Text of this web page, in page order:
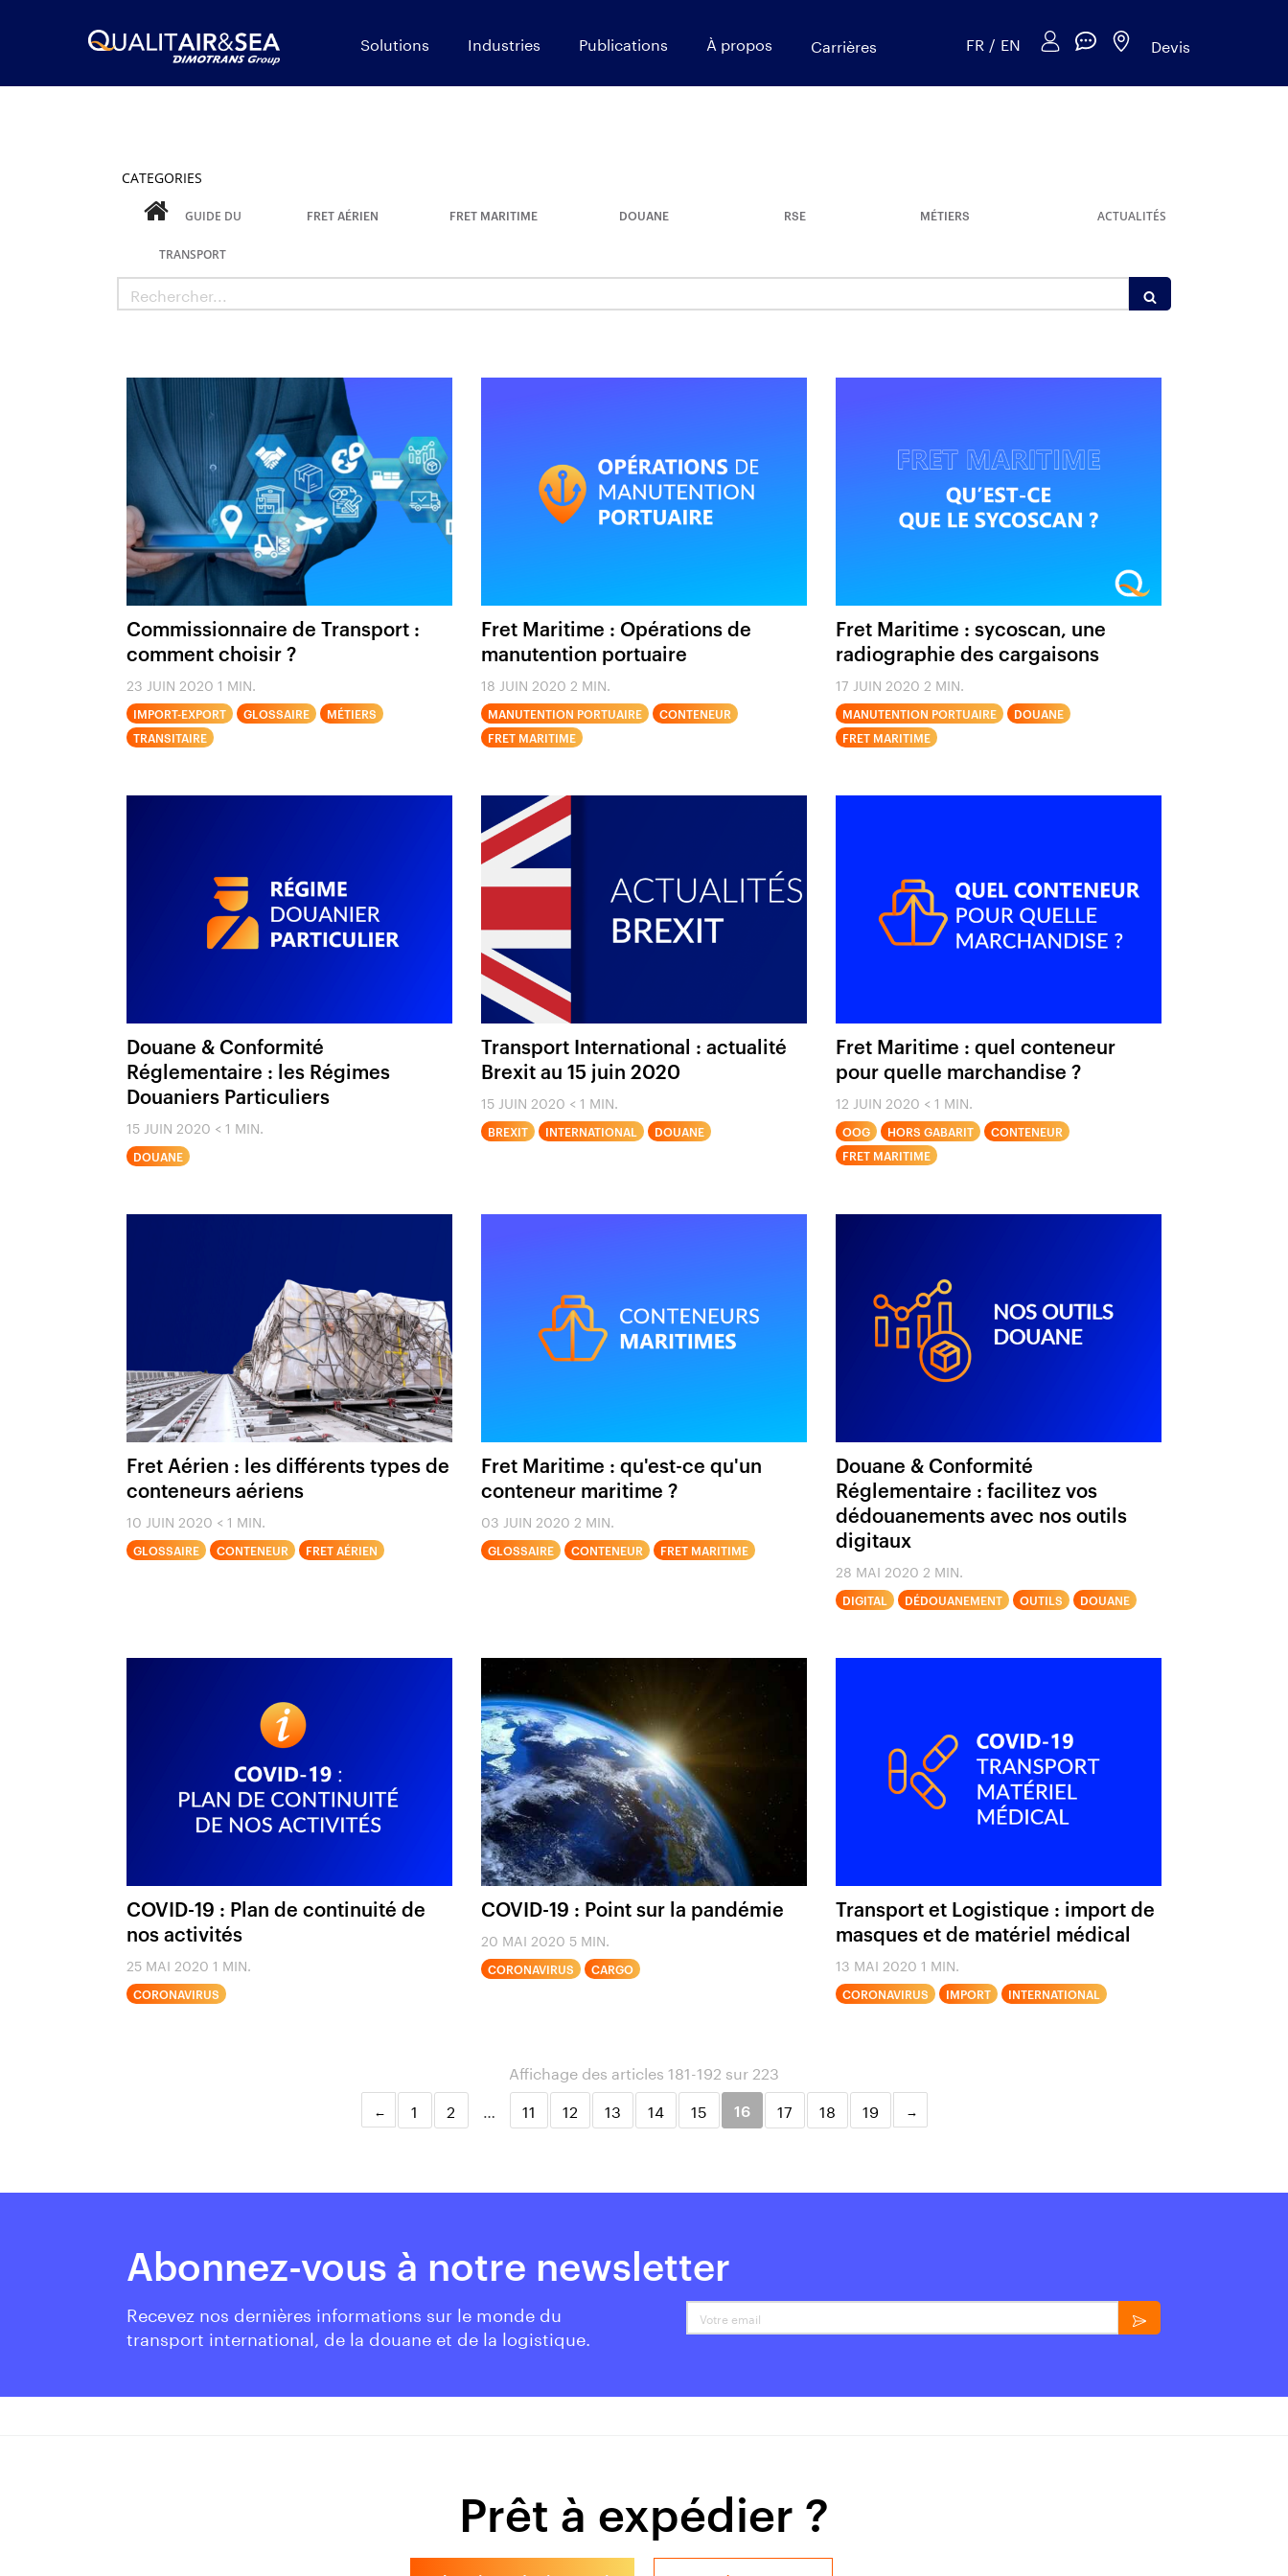
Solutions Industries Publications À propos Carrières FR / EN Devis
CATEGORIES
GUIDE DU
TRANSPORT
FRET AÉRIEN FRET MARITIME DOUANE RSE MÉTIERS ACTUALITÉS
Rechercher
Commissionnaire de Transport :
comment choisir ?
23 JUIN 2020 1 MIN.
IMPORT-EXPORT GLOSSAIRE
MÉTIERS
TRANSITAIRE
Fret Maritime : Opérations de
manutention portuaire
18 JUIN 2020 2 MIN.
MANUTENTION PORTUAIRE
CONTENEUR
FRET MARITIME
Fret Maritime : sycoscan, une
radiographie des cargaisons
17 JUIN 2020 2 MIN.
MANUTENTION PORTUAIRE
DOUANE
FRET MARITIME
Douane & Conformité
Réglementaire : les Régimes
Douaniers Particuliers
15 JUIN 2020 < 1 MIN.
DOUANE
Transport International : actualité
Brexit au 15 juin 2020
15 JUIN 2020 < 1 MIN.
BREXIT INTERNATIONAL DOUANE
Fret Maritime : quel conteneur
pour quelle marchandise ?
12 JUIN 2020 < 1 MIN.
OOG HORS GABARIT
CONTENEUR
FRET MARITIME
Fret Aérien : les différents types de
conteneurs aériens
10 JUIN 2020 < 1 MIN.
GLOSSAIRE CONTENEUR FRET AÉRIEN
Fret Maritime : qu'est-ce qu'un
conteneur maritime ?
03 JUIN 2020 2 MIN.
GLOSSAIRE CONTENEUR FRET MARITIME
Douane & Conformité
Réglementaire : facilitez vos
dédouanements avec nos outils
digitaux
28 MAI 2020 2 MIN.
DIGITAL DÉDOUANEMENT OUTILS DOUANE
COVID-19 : Plan de continuité de
nos activités
25 MAI 2020 1 MIN.
CORONAVIRUS
COVID-19 : Point sur la pandémie
20 MAI 2020 5 MIN.
CORONAVIRUS CARGO
Transport et Logistique : import de
masques et de matériel médical
13 MAI 2020 1 MIN.
CORONAVIRUS IMPORT INTERNATIONAL
Affichage des articles 181-192 sur 223
1
2 … 11 12 13 14 15 16 17 18 19
Abonnez-vous à notre newsletter
Recevez nos dernières informations sur le monde du
transport international, de la douane et de la logistique.
Prêt à expédier ?